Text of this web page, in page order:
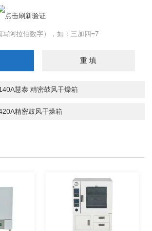
阿拉伯数字），如：三加四=7
慧泰 精密鼓风干燥箱
精密鼓风干燥箱